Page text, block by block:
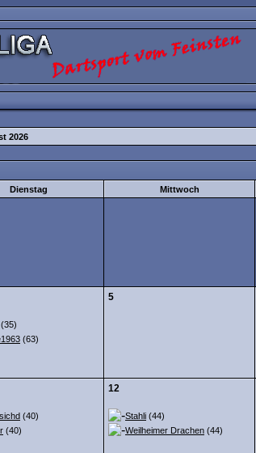
2026
Dienstag Mittwoch
(35)
(63)
5
(40)
(40)
12
Stahli (44)
Weilheimer Drachen (44)